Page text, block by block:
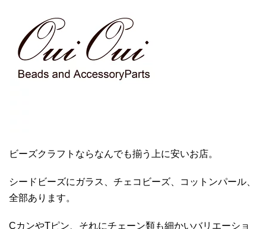
ビーズクラフトならなんでも揃う上に安いお店。
シードビーズにガラス、チェコビーズ、コットンパール、
全部あります。
CカンやTピン、それにチェーン類も細かいバリエーショ